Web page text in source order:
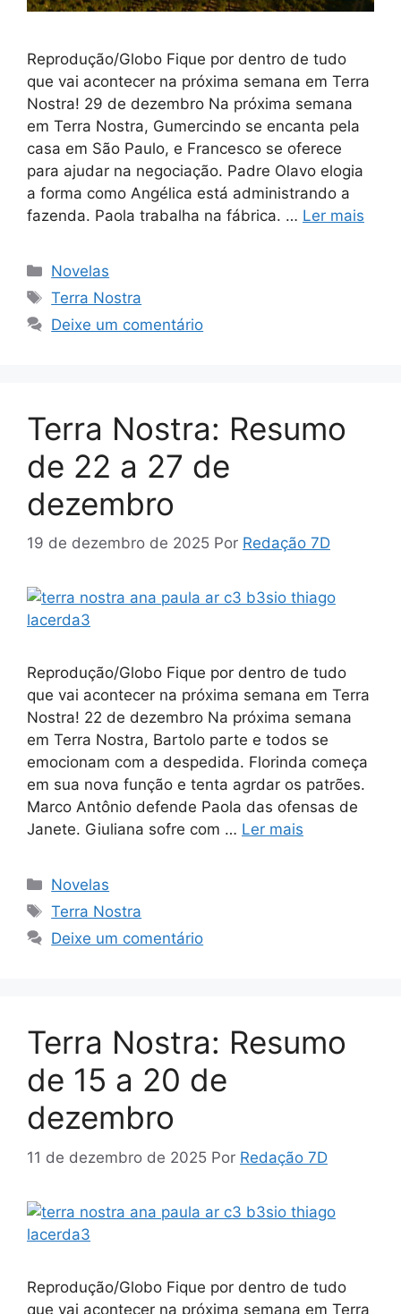
Reprodução/Globo Fique por dentro de tudo
que vai acontecer na próxima semana em Terra
Nostra! 29 de dezembro Na próxima semana
em Terra Nostra, Gumercindo se encanta pela
casa em São Paulo, e Francesco se oferece
para ajudar na negociação. Padre Olavo elogia
a forma como Angélica está administrando a
fazenda. Paola trabalha na fábrica. … Ler mais
Categorias
Novelas
Tags
Terra Nostra
Deixe um comentário
Terra Nostra: Resumo
de 22 a 27 de
dezembro
19 de dezembro de 2025 Por Redação 7D
Reprodução/Globo Fique por dentro de tudo
que vai acontecer na próxima semana em Terra
Nostra! 22 de dezembro Na próxima semana
em Terra Nostra, Bartolo parte e todos se
emocionam com a despedida. Florinda começa
em sua nova função e tenta agrdar os patrões.
Marco Antônio defende Paola das ofensas de
Janete. Giuliana sofre com … Ler mais
Categorias
Novelas
Tags
Terra Nostra
Deixe um comentário
Terra Nostra: Resumo
de 15 a 20 de
dezembro
11 de dezembro de 2025 Por Redação 7D
Reprodução/Globo Fique por dentro de tudo
que vai acontecer na próxima semana em Terra